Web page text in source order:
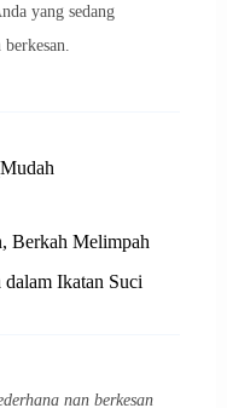
yang sedang
Berkah Melimpah
Ikatan Suci
nan berkesan